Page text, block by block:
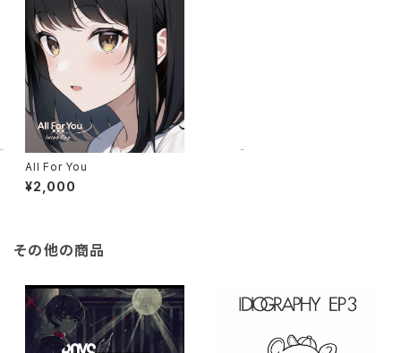
All For You
¥2,000
その他の商品